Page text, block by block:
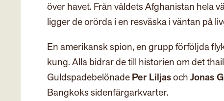
över havet. Från våldets Afghanistan hela
ligger de orörda i en resväska i väntan på
En amerikansk spion, en grupp förföljda
kung. Alla bidrar de till historien om det
GuldspadebelönadePer LiljasochJonas
Bangkoks sidenfärgarkvarter.